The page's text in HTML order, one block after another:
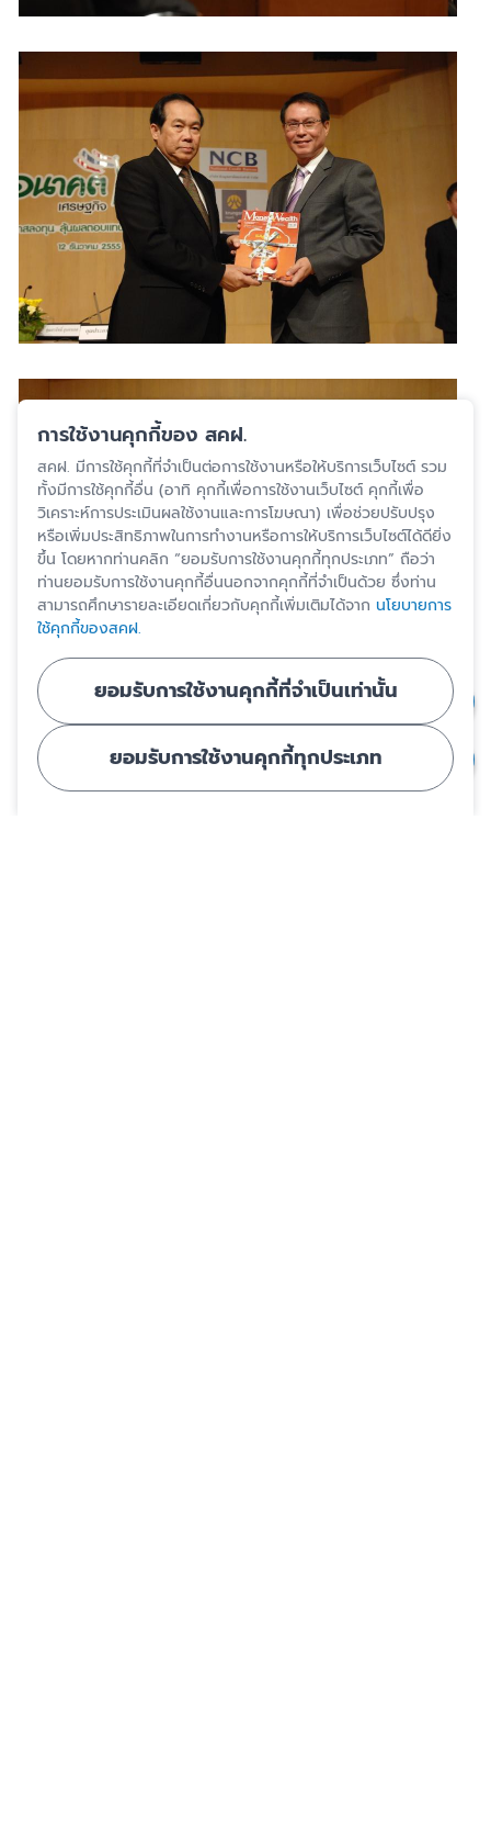
การใช้งานคุกกี้ของ สคฝ.
สคฝ. มีการใช้คุกกี้ที่จำเป็นต่อการใช้งานหรือให้บริการเว็บไซต์ รวม
ทั้งมีการใช้คุกกี้อื่น (อาทิ คุกกี้เพื่อการใช้งานเว็บไซต์ คุกกี้เพื่อ
วิเคราะห์การประเมินผลใช้งานและการโฆษณา) เพื่อช่วยปรับปรุง
หรือเพิ่มประสิทธิภาพในการทำงานหรือการให้บริการเว็บไซต์ได้ดียิ่ง
ขึ้น โดยหากท่านคลิก “ยอมรับการใช้งานคุกกี้ทุกประเภท” ถือว่า
ท่านยอมรับการใช้งานคุกกี้อื่นนอกจากคุกกี้ที่จำเป็นด้วย ซึ่งท่าน
สามารถศึกษารายละเอียดเกี่ยวกับคุกกี้เพิ่มเติมได้จาก นโยบายการ
ใช้คุกกี้ของสคฝ.
ยอมรับการใช้งานคุกกี้ที่จำเป็นเท่านั้น
ยอมรับการใช้งานคุกกี้ทุกประเภท